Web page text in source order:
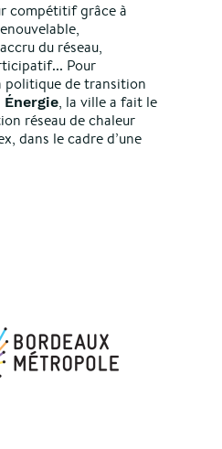
compétitif grâce à
du réseau,
Pour
politique de transition
, la ville a fait le
réseau de chaleur
dans le cadre d’une